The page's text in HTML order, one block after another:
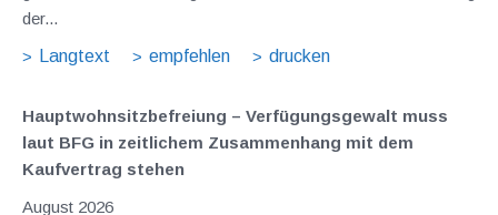
der...
Langtext
empfehlen drucken
Hauptwohnsitz​­befreiung – Verfügungsgewalt muss
laut BFG in zeitlichem Zusammenhang mit dem
Kaufvertrag stehen
August 2026